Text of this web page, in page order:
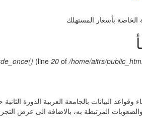
الخاصة بأسعار المستهلك
(line 20 of/home/aitrs/
المرتبطة به، بالاضافة الى عرض